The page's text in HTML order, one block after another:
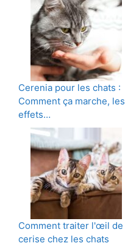
Cerenia pour les chats :
Comment ça marche, les
effets…
Comment traiter l'œil de
cerise chez les chats